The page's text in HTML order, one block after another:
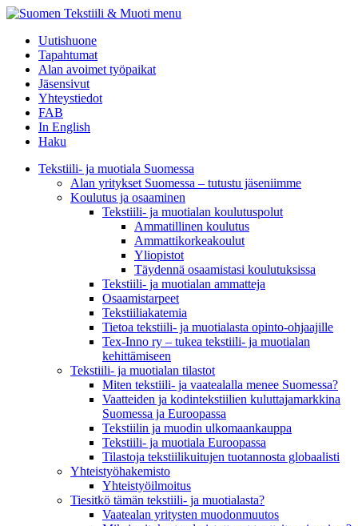
menu
Uutishuone
Tapahtumat
Alan avoimet työpaikat
Jäsensivut
Yhteystiedot
FAB
In English
Haku
Tekstiili- ja muotiala Suomessa
Alan yritykset Suomessa – tutustu jäseniimme
Koulutus ja osaaminen
Tekstiili- ja muotialan koulutuspolut
Ammatillinen koulutus
Ammattikorkeakoulut
Yliopistot
Täydennä osaamistasi koulutuksissa
Tekstiili- ja muotialan ammatteja
Osaamistarpeet
Tekstiiliakatemia
Tietoa tekstiili- ja muotialasta opinto-ohjaajille
Tex-Inno ry – tukea tekstiili- ja muotialan
kehittämiseen
Tekstiili- ja muotialan tilastot
Miten tekstiili- ja vaatealalla menee Suomessa?
Vaatteiden ja kodintekstiilien kuluttajamarkkina
Suomessa ja Euroopassa
Tekstiilin ja muodin ulkomaankauppa
Tekstiili- ja muotiala Euroopassa
Tilastoja tekstiilikuitujen tuotannosta globaalisti
Yhteistyö­hakemisto
Yhteistyöilmoitus
Tiesitkö tämän tekstiili- ja muotialasta?
Vaatealan yritysten muodonmuutos